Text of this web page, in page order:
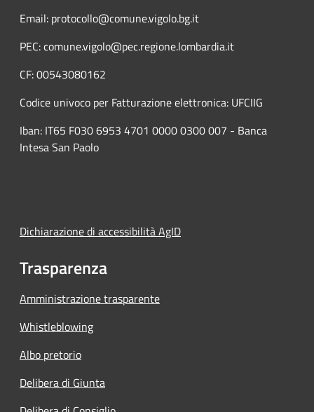
Email: protocollo@comune.vigolo.bg.it
PEC: comune.vigolo@pec.regione.lombardia.it
CF: 00543080162
Codice univoco per Fatturazione elettronica: UFCIIG
Iban: IT65 F030 6953 4701 0000 0300 007 - Banca
Intesa San Paolo
Dichiarazione di accessibilità AgID
Trasparenza
Amministrazione trasparente
Whistleblowing
Albo pretorio
Delibera di Giunta